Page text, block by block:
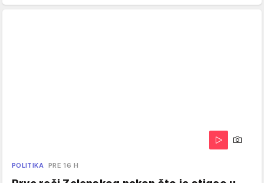
POLITIKA PRE 16 H